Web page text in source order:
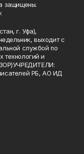
защищены.
г. Уфа),
выходит с
службой по
технологий и
РБ, АО ИД